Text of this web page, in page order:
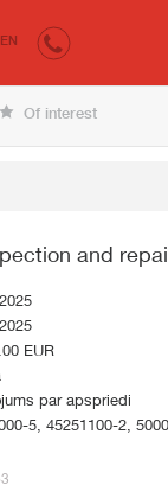
EN
Of interest
and
EUR
par apspriedi
5, 45251100-2,